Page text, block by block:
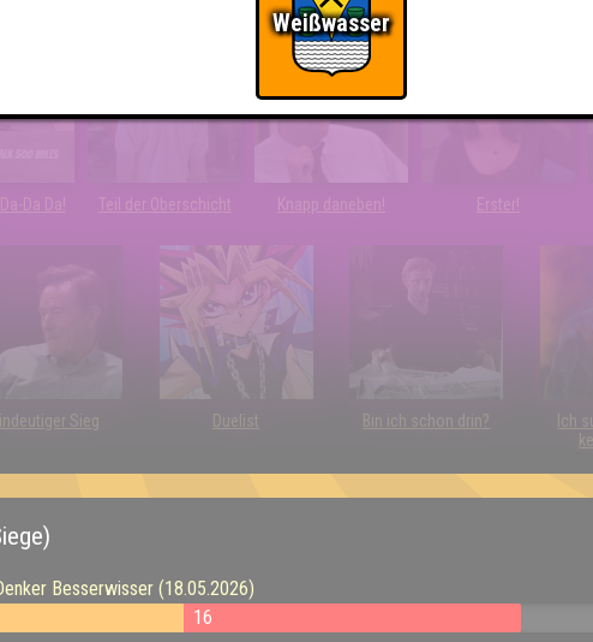
Da Da! Teil der Oberschicht Knapp daneben! Erster!
Sieg Duelist Bin ich schon drin?
Ich
Besserwisser (18.05.2026)
16
Weißwasser